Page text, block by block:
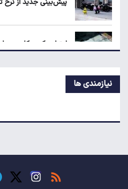
پیش‌بینی جدید از نرخ
اعتبار حکمت کارت
نرخ رهن و اجاره
نیازمندی ها